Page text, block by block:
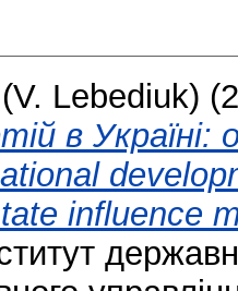
Lebediuk)
в Україні:
influence